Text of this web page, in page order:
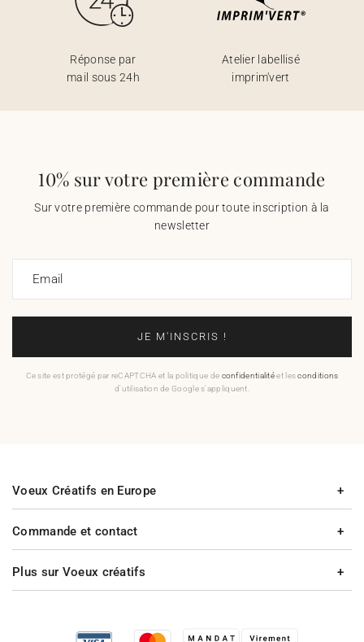
Réponse par
mail sous 24h
Atelier labellisé
imprim'vert
10% sur votre première commande
Sur votre première commande pour toute inscription à la
newsletter
Email
JE M'INSCRIS !
Ce site est protégé par reCAPTCHA et la politique de confidentialitéet lesconditions
d'utilisation de Google s'appliquent.
Commande et contact
Plus sur Voeux créatifs
Voeux Créatifs en Europe